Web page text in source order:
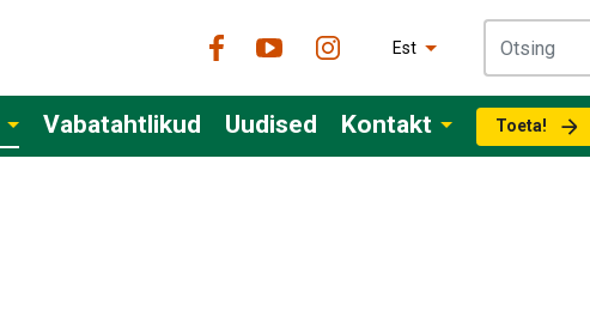
Est
Vabatahtlikud Uudised Kontakt Toeta!